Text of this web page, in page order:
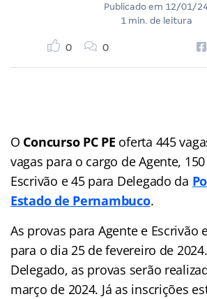
Publicado em 12/01/
1 min. de leitura
0 0
O Concurso PC PE oferta 445
vagas para o cargo de Agente,
Escrivão e 45 para Delegado da
Estado de Pernambuco.
As provas para Agente e Escrivão
para o dia 25 de fevereiro de
Delegado, as provas serão
março de 2024. Já as inscrições